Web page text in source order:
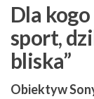
Dla
sport,
bliska”
Obiektyw